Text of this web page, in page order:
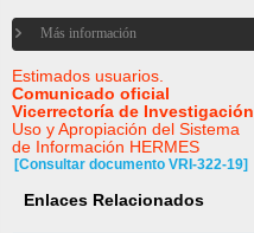
Más información
Estimados usuarios.
Comunicado oficial
Vicerrectoría de Investigación
Uso y Apropiación del Sistema
de Información HERMES
[Consultar documento VRI-322-19]
Enlaces Relacionados